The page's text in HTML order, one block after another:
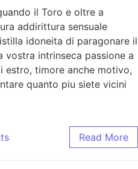
il Toro e oltre a
addirittura sensuale
idoneita di paragonare il
intrinseca passione a
estro, timore anche motivo,
quanto piu siete vicini
Read More